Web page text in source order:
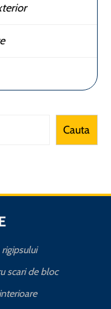
Cauta
scari de bloc